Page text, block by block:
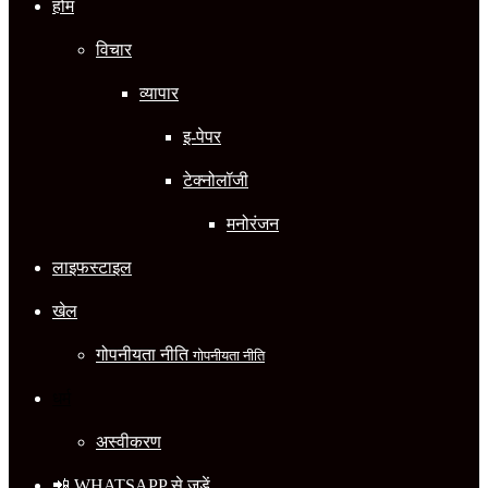
होम
विचार
व्यापार
इ-पेपर
टेक्नोलॉजी
मनोरंजन
लाइफस्टाइल
खेल
गोपनीयता नीतिगोपनीयता नीति
अस्वीकरण